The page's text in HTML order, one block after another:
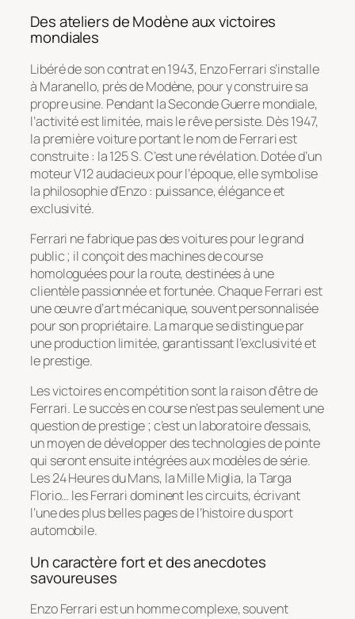
Des ateliers de Modène aux victoires
mondiales
Libéré de son contrat en 1943, Enzo Ferrari s’installe
à Maranello, près de Modène, pour y construire sa
propre usine. Pendant la Seconde Guerre mondiale,
l’activité est limitée, mais le rêve persiste. Dès 1947,
la première voiture portant le nom de Ferrari est
construite : la 125 S. C’est une révélation. Dotée d’un
moteur V12 audacieux pour l’époque, elle symbolise
la philosophie d’Enzo : puissance, élégance et
exclusivité.
Ferrari ne fabrique pas des voitures pour le grand
public ; il conçoit des machines de course
homologuées pour la route, destinées à une
clientèle passionnée et fortunée. Chaque Ferrari est
une œuvre d’art mécanique, souvent personnalisée
pour son propriétaire. La marque se distingue par
une production limitée, garantissant l’exclusivité et
le prestige.
Les victoires en compétition sont la raison d’être de
Ferrari. Le succès en course n’est pas seulement une
question de prestige ; c’est un laboratoire d’essais,
un moyen de développer des technologies de pointe
qui seront ensuite intégrées aux modèles de série.
Les 24 Heures du Mans, la Mille Miglia, la Targa
Florio… les Ferrari dominent les circuits, écrivant
l’une des plus belles pages de l’histoire du sport
automobile.
Un caractère fort et des anecdotes
savoureuses
Enzo Ferrari est un homme complexe, souvent